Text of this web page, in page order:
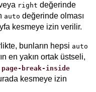
right değerinde
auto değerinde olması
kesmeye izin verilir.
bunların hepsi auto
en yakın ortak üstseli,
page-break-inside
kesmeye izin